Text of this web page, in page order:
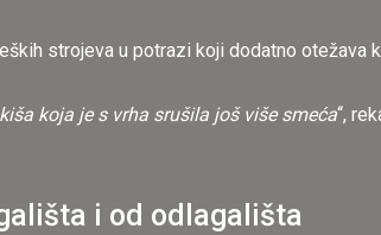
strojeva u potrazi koji dodatno otežava
koja je s vrha srušila još više smeća“,
i od odlagališta